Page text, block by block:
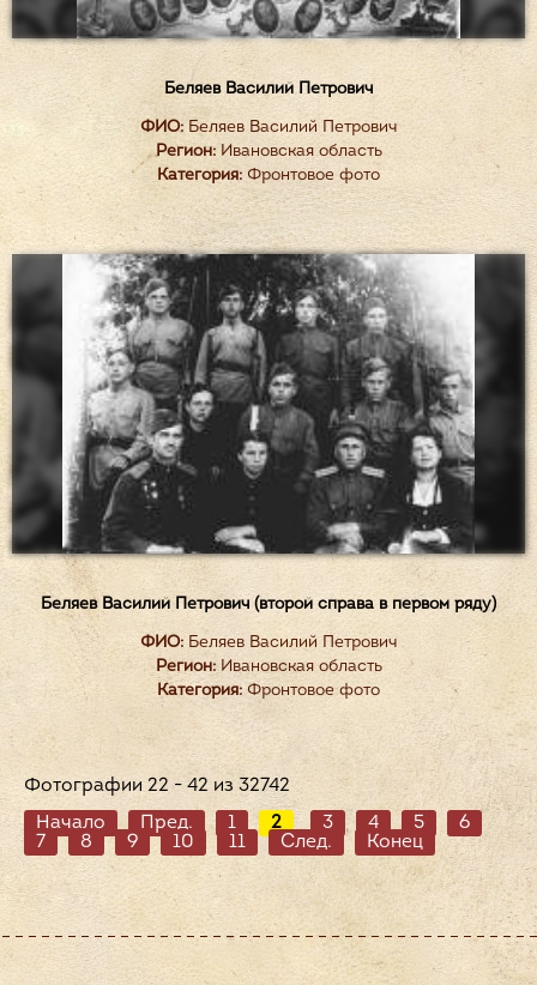
Беляев Василий Петрович
ФИО: Беляев Василий Петрович
Регион:Ивановская область
Категория: Фронтовое фото
Беляев Василий Петрович (второй справа в первом ряду)
ФИО: Беляев Василий Петрович
Регион:Ивановская область
Категория:Фронтовое фото
Фотографии 22 - 42 из 32742
Начало
Пред. 1 2 3 4 5
6
7
8 9 10 11 След. Конец